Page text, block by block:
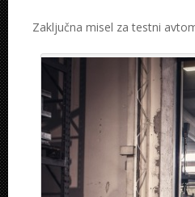
Zaključna misel za testni